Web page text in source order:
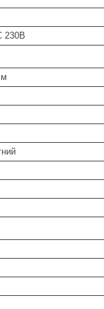
230В